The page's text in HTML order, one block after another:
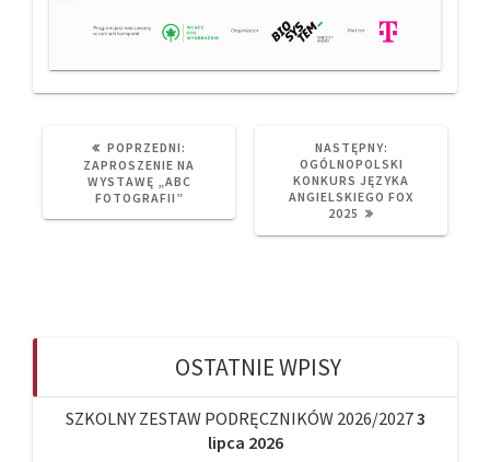
POPRZEDNI:
POST:
ZAPROSZENIE NA
WYSTAWĘ „ABC
FOTOGRAFII”
NASTĘPNY:
POST:
OGÓLNOPOLSKI
KONKURS JĘZYKA
ANGIELSKIEGO FOX
2025
OSTATNIE WPISY
SZKOLNY ZESTAW PODRĘCZNIKÓW 2026/20273
lipca 2026